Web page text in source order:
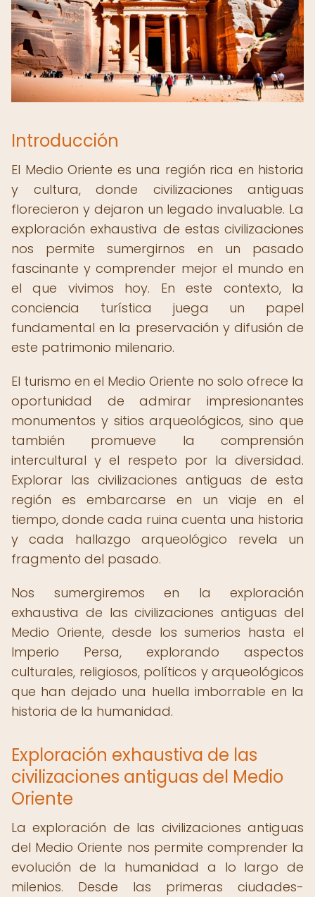
Introducción
El Medio Oriente es una región rica en historia
y cultura, donde civilizaciones antiguas
florecieron y dejaron un legado invaluable. La
exploración exhaustiva de estas civilizaciones
nos permite sumergirnos en un pasado
fascinante y comprender mejor el mundo en
el que vivimos hoy. En este contexto, la
conciencia turística juega un papel
fundamental en la preservación y difusión de
este patrimonio milenario.
El turismo en el Medio Oriente no solo ofrece la
oportunidad de admirar impresionantes
monumentos y sitios arqueológicos, sino que
también promueve la comprensión
intercultural y el respeto por la diversidad.
Explorar las civilizaciones antiguas de esta
región es embarcarse en un viaje en el
tiempo, donde cada ruina cuenta una historia
y cada hallazgo arqueológico revela un
fragmento del pasado.
Nos sumergiremos en la exploración
exhaustiva de las civilizaciones antiguas del
Medio Oriente, desde los sumerios hasta el
Imperio Persa, explorando aspectos
culturales, religiosos, políticos y arqueológicos
que han dejado una huella imborrable en la
historia de la humanidad.
Exploración exhaustiva de las
civilizaciones antiguas del Medio
Oriente
La exploración de las civilizaciones antiguas
del Medio Oriente nos permite comprender la
evolución de la humanidad a lo largo de
milenios. Desde las primeras ciudades-